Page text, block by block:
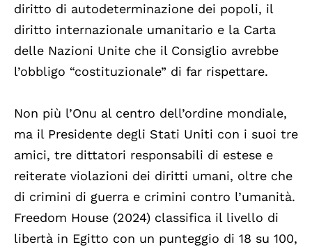
diritto di autodeterminazione dei popoli, il
diritto internazionale umanitario e la Carta
delle Nazioni Unite che il Consiglio avrebbe
l’obbligo “costituzionale” di far rispettare.
Non più l’Onu al centro dell’ordine mondiale,
ma il Presidente degli Stati Uniti con i suoi tre
amici, tre dittatori responsabili di estese e
reiterate violazioni dei diritti umani, oltre che
di crimini di guerra e crimini contro l’umanità.
Freedom House (2024) classifica il livello di
libertà in Egitto con un punteggio di 18 su 100,